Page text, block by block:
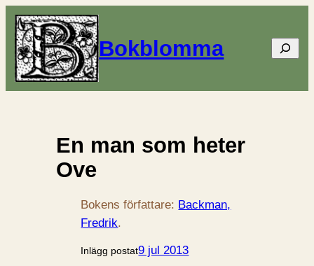
Bokblomma Sök
En man som heter
Ove
Bokens författare: Backman,
Fredrik.
Inlägg postat9 jul 2013